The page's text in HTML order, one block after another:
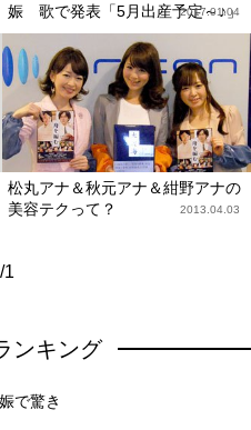
娠 歌で発表「5月出産予定～♪」
2017.01.04
松丸アナ＆秋元アナ＆紺野アナの
美容テクって？
2013.04.03
1
ンキング
で驚き